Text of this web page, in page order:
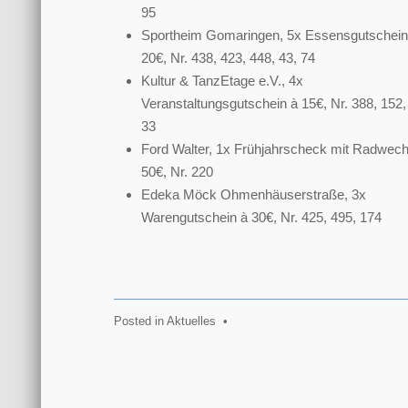
95
Sportheim Gomaringen, 5x
20€, Nr. 438, 423, 448, 43, 74
Kultur & TanzEtage e.V., 4x
Veranstaltungsgutschein à 15€, Nr. 388,
33
Ford Walter, 1x Frühjahrscheck mit
50€, Nr. 220
Edeka Möck Ohmenhäuserstraße, 3x
Warengutschein à 30€, Nr. 425, 495, 174
Posted in Aktuelles •